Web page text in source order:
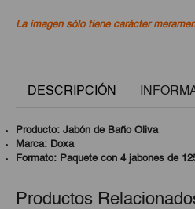
La imagen sólo tiene carácter
DESCRIPCIÓN
Producto: Jabón de Baño Oliva
Marca: Doxa
Formato: Paquete con 4 jabones de
Productos